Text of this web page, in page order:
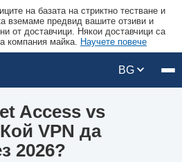
на базата на стриктно тестване и
вземаме предвид вашите отзиви и
от доставчици. Някои доставчици са
компания майка. Научете повече
BG
Access vs
VPN да
2026?